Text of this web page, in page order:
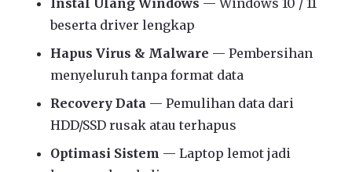
Instal Ulang Windows — Windows 10 / 11
beserta driver lengkap
Hapus Virus & Malware — Pembersihan
menyeluruh tanpa format data
Recovery Data — Pemulihan data dari
HDD/SSD rusak atau terhapus
Optimasi Sistem — Laptop lemot jadi